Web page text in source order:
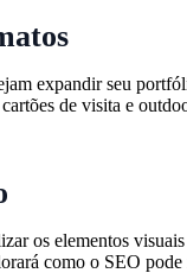
expandir seu
de visita e
os elementos
como o SEO